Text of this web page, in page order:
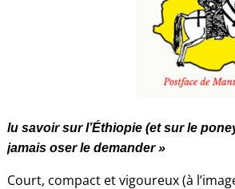
lu savoir sur l’Éthiopie (et sur le
jamais oser le demander »
Court, compact et vigoureux (à